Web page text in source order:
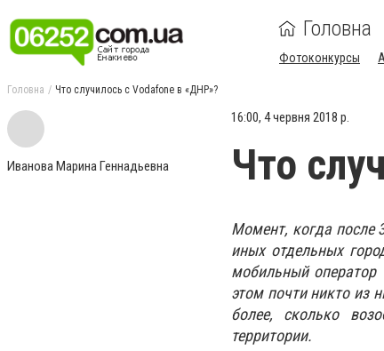
Головна
Фотоконкурсы
Головна Что случилось с Vodafone в «ДНР»?
Иванова Марина Геннадьевна
16:00, 4 червня 2018 р.
Что
Момент, когда после
иных отдельных
мобильный оператор
этом почти никто из
более, сколько
территории.